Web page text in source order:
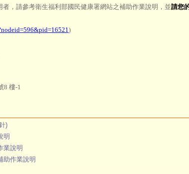
者，請參考衛生福利部國民健康署網站之補助作業說明，並請您
)
8 樓-1
)
明
業說明
助作業說明